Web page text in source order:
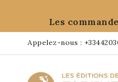
Les
Appelez-nous :